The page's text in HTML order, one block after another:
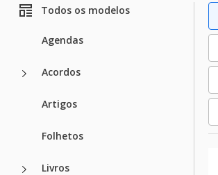
Todos os modelos
Agendas
Acordos
Artigos
Folhetos
Livros